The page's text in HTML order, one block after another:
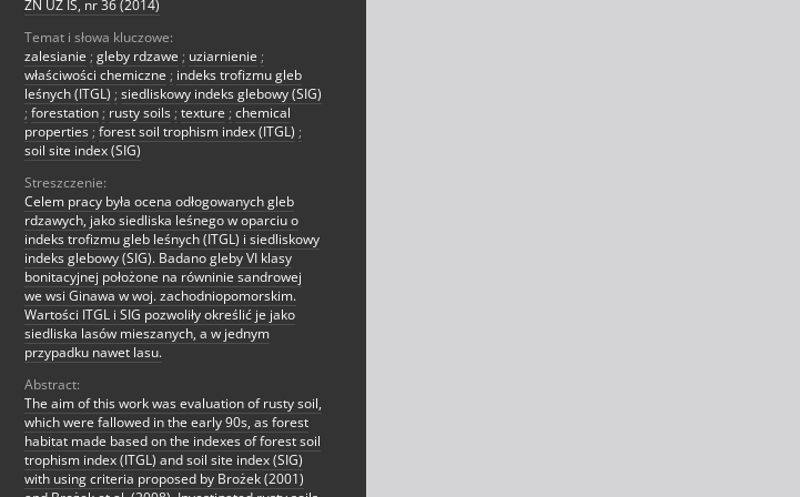
ZN UZ IŚ, nr 36 (2014)
Temat i słowa kluczowe:
zalesianie ; gleby rdzawe ; uziarnienie ;
właściwości chemiczne ; indeks trofizmu gleb
leśnych (ITGL) ; siedliskowy indeks glebowy (SIG)
; forestation ; rusty soils ; texture ; chemical
properties ; forest soil trophism index (ITGL) ;
soil site index (SIG)
Streszczenie:
Celem pracy była ocena odłogowanych gleb
rdzawych, jako siedliska leśnego w oparciu o
indeks trofizmu gleb leśnych (ITGL) i siedliskowy
indeks glebowy (SIG). Badano gleby VI klasy
bonitacyjnej położone na równinie sandrowej
we wsi Ginawa w woj. zachodniopomorskim.
Wartości ITGL i SIG pozwoliły określić je jako
siedliska lasów mieszanych, a w jednym
przypadku nawet lasu.
Abstract:
The aim of this work was evaluation of rusty soil,
which were fallowed in the early 90s, as forest
habitat made based on the indexes of forest soil
trophism index (ITGL) and soil site index (SIG)
with using criteria proposed by Brożek (2001)